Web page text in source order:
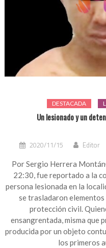
DESTACADA
Un lesionado y un
2020/11/15 Editor
Por Sergio Herrera
22:30, fue reportado a la
persona lesionada en la
se trasladaron
protección civil.
ensangrentada, misma que
producida por un objeto
los primeros